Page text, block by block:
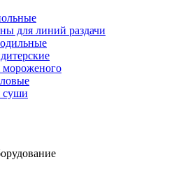
для линий раздачи
суши